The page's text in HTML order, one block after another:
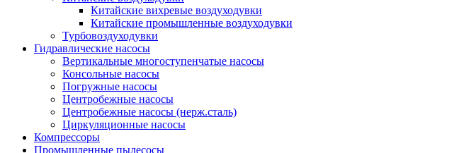
Китайские вихревые воздуходувки
Китайские промышленные воздуходувки
Турбовоздуходувки
Гидравлические насосы
Вертикальные многоступенчатые насосы
Консольные насосы
Погружные насосы
Центробежные насосы
Центробежные насосы (нерж.сталь)
Циркуляционные насосы
Компрессоры
Промышленные пылесосы